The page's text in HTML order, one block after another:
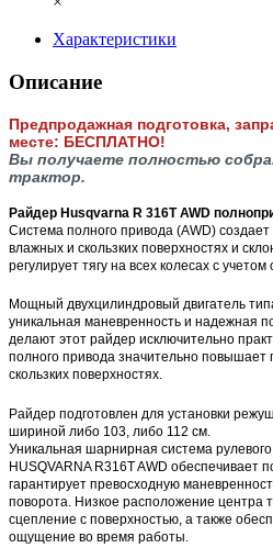
Характеристики
Описание
Предпродажная подготовка,
месте: БЕСПЛАТНО!
Вы получаете полностью
трактор.
Райдер Husqvarna R 316T AWD
Система полного привода (AWD)
влажных и скользких поверхностях и
регулирует тягу на всех колесах с
Мощный двухцилиндровый двигатель
уникальная маневренность и надежная
делают этот райдер исключительно
полного привода значительно повышает
скользких поверхностях.
Райдер подготовлен для установки
шириной либо 103, либо 112 см.
Уникальная шарнирная система
HUSQVARNA R316T AWD обеспечивает
гарантирует превосходную
поворота. Низкое расположение центра
сцепление с поверхностью, а также
ощущение во время работы.